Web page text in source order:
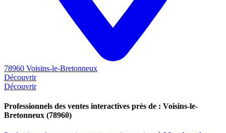
78960 Voisins-le-Bretonneux
Découvrir
Découvrir
Professionnels des ventes interactives près de : Voisins-le-
Bretonneux (78960)